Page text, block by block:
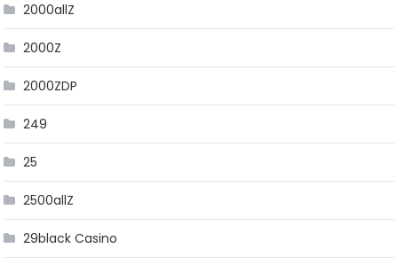
2000allZ
2000Z
2000ZDP
249
25
2500allZ
29black Casino